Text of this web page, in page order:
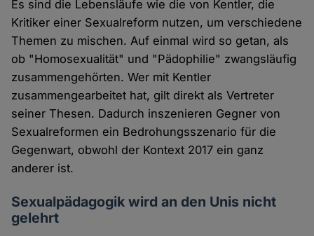
Es sind die Lebensläufe wie die von Kentler, die
Kritiker einer Sexualreform nutzen, um verschiedene
Themen zu mischen. Auf einmal wird so getan, als
ob "Homosexualität" und "Pädophilie" zwangsläufig
zusammengehörten. Wer mit Kentler
zusammengearbeitet hat, gilt direkt als Vertreter
seiner Thesen. Dadurch inszenieren Gegner von
Sexualreformen ein Bedrohungsszenario für die
Gegenwart, obwohl der Kontext 2017 ein ganz
anderer ist.
Sexualpädagogik wird an den Unis nicht
gelehrt